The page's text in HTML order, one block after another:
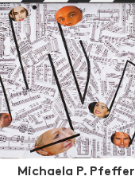
klapek
Michaela P. Pfeffer